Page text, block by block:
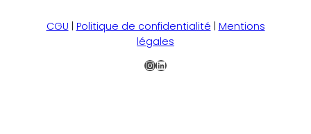
CGU Politique de confidentialité Mentions
légales
Instagram
LinkedIn